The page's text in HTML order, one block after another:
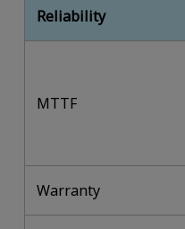
Reliability
MTTF
Warranty